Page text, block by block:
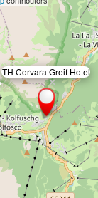
TH Corvara Greif Hotel
×